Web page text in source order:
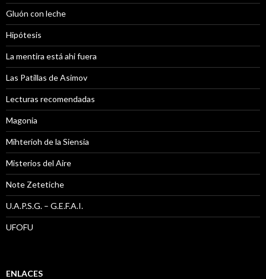
Gluón con leche
Hipótesis
La mentira está ahi fuera
Las Patillas de Asimov
Lecturas recomendadas
Magonia
Mihterioh de la Siensia
Misterios del Aire
Note Zetetiche
U.A.P.S.G. – G.E.F.A.I.
UFOFU
ENLACES